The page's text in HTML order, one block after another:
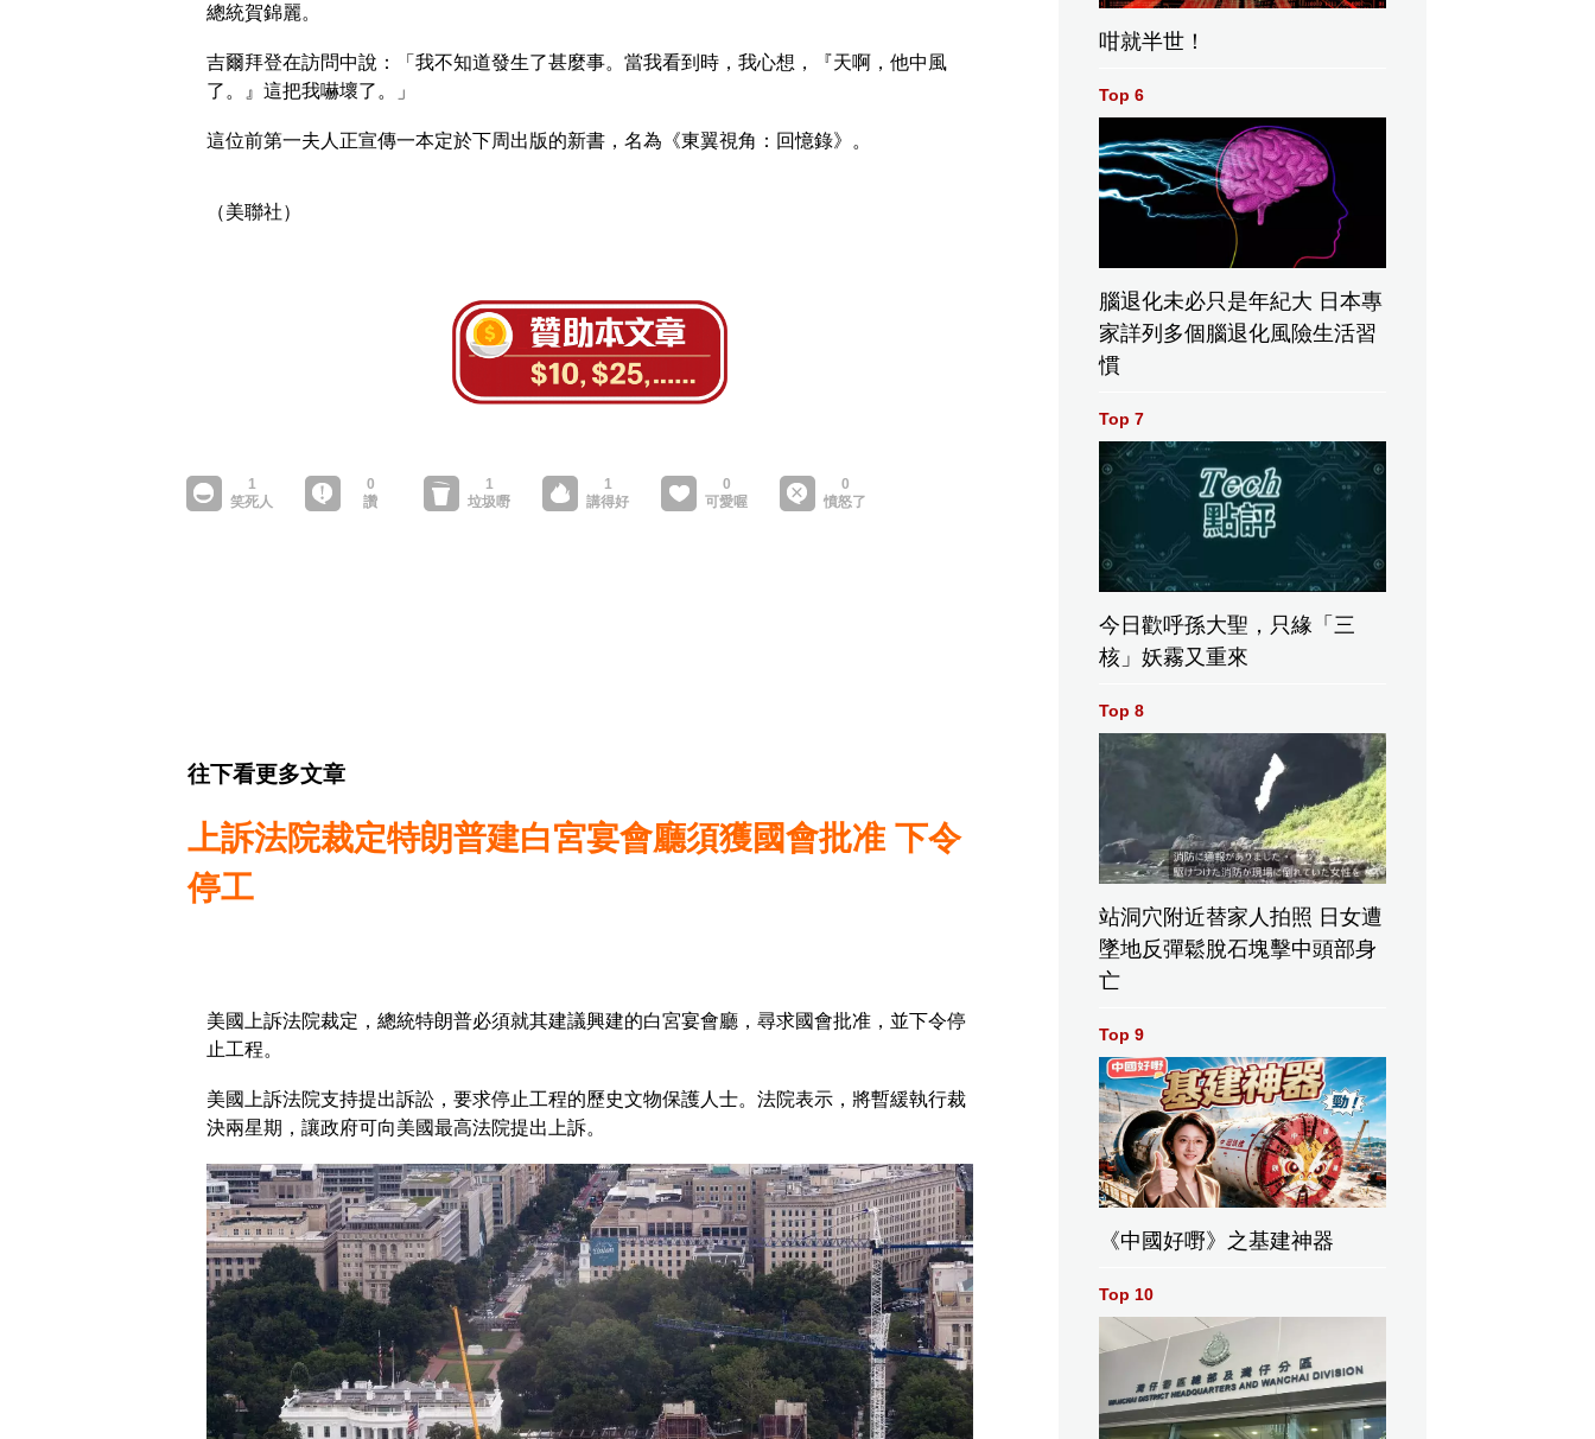
總統賀錦麗。
吉爾拜登在訪問中說：「我不知道發生了甚麼事。當我看到時，我心想，『天啊，他中風
了。』這把我嚇壞了。」
這位前第一夫人正宣傳一本定於下周出版的新書，名為《東翼視角：回憶錄》。
（美聯社）
往下看更多文章
上訴法院裁定特朗普建白宮宴會廳須獲國會批准 下令
停工
美國上訴法院裁定，總統特朗普必須就其建議興建的白宮宴會廳，尋求國會批准，並下令停
止工程。
美國上訴法院支持提出訴訟，要求停止工程的歷史文物保護人士。法院表示，將暫緩執行裁
決兩星期，讓政府可向美國最高法院提出上訴。
咁就半世！
Top 6
腦退化未必只是年紀大 日本專
家詳列多個腦退化風險生活習
慣
Top 7
今日歡呼孫大聖，只緣「三
核」妖霧又重來
Top 8
站洞穴附近替家人拍照 日女遭
墜地反彈鬆脫石塊擊中頭部身
亡
Top 9
《中國好嘢》之基建神器
Top 10